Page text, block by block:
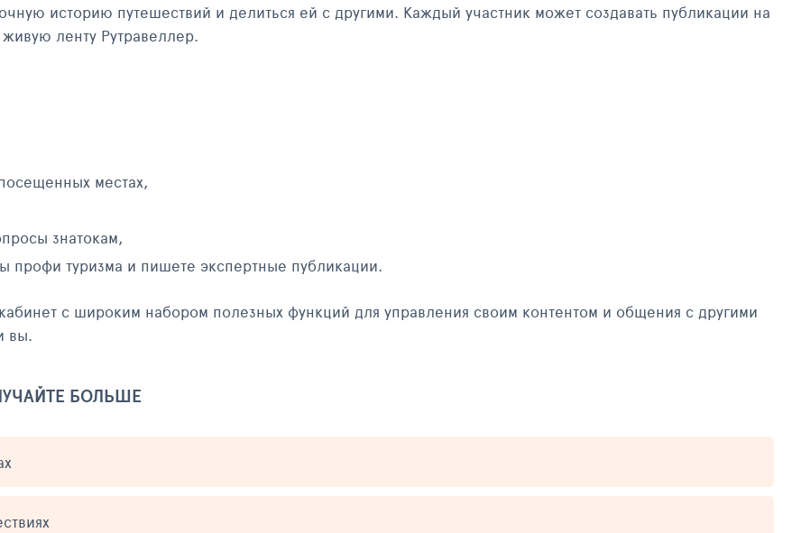
историю путешествий и делиться ей с другими. Каждый участник может создавать публикации на
ленту Рутравеллер.
местах,
знатокам,
профи туризма и пишете экспертные публикации.
с широким набором полезных функций для управления своим контентом и общения с другими
вы.
БОЛЬШЕ